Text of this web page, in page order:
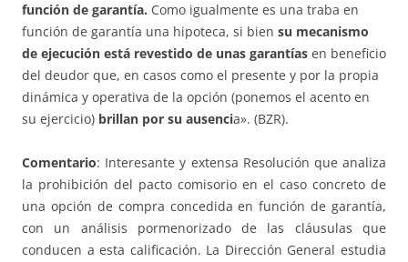
función de garantía. Como igualmente es una traba en
función de garantía una hipoteca, si bien su mecanismo
de ejecución está revestido de unas garantías en beneficio
del deudor que, en casos como el presente y por la propia
dinámica y operativa de la opción (ponemos el acento en
su ejercicio) brillan por su ausencia». (BZR).
Comentario: Interesante y extensa Resolución que analiza
la prohibición del pacto comisorio en el caso concreto de
una opción de compra concedida en función de garantía,
con un análisis pormenorizado de las cláusulas que
conducen a esta calificación. La Dirección General estudia